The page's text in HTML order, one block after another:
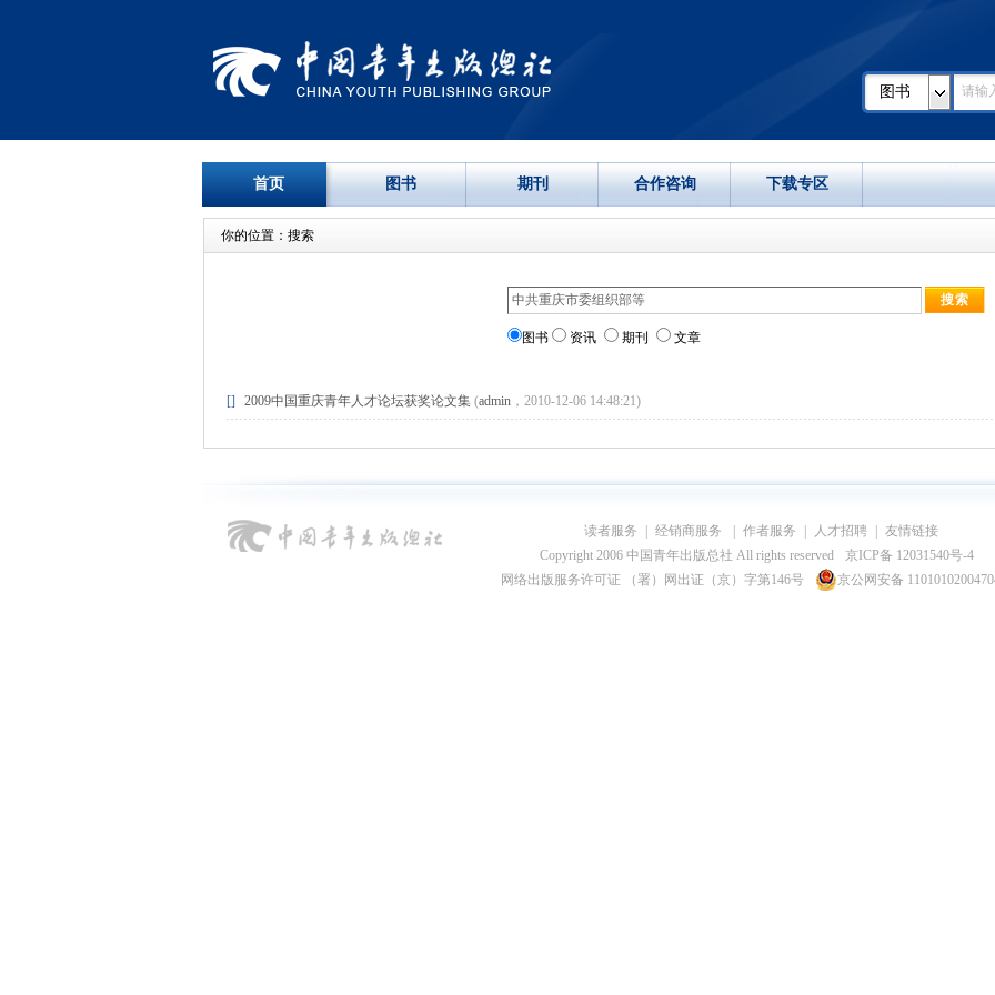
图书
首页 图书 期刊 合作咨询 下载专区
你的位置：搜索
图书 资讯 期刊 文章
[] 2009中国重庆青年人才论坛获奖论文集(admin，2010-12-06 14:48:21)
读者服务 经销商服务 作者服务 人才招聘
友情链接
Copyright 2006 中国青年出版总社 All rights reserved
京ICP备 12031540号-4
网络出版服务许可证 （署）网出证（京）字第146号
京公网安备